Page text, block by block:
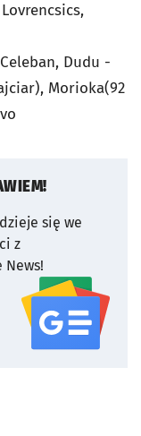
Dudu -
Morioka(92
się we
z
News!
serwisu